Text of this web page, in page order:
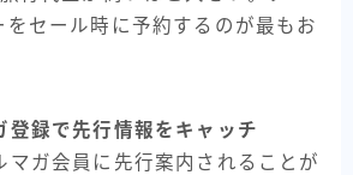
をセール時に予約するのが最もお
録で先行情報をキャッチ
マガ会員に先行案内されることが